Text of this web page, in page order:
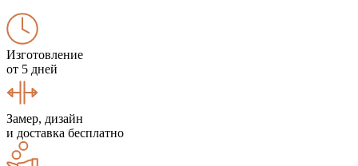
Изготовление
от 5 дней
Замер, дизайн
и доставка бесплатно